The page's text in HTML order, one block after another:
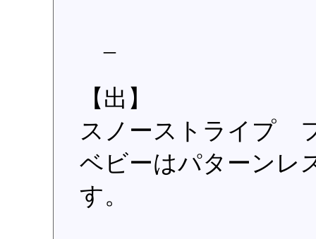
【出】
スノーストライプ
ベビーはパターンレ
す。